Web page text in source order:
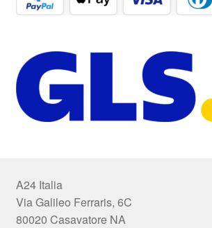
A24 Italia
Via Galileo Ferraris, 6C
80020 Casavatore NA